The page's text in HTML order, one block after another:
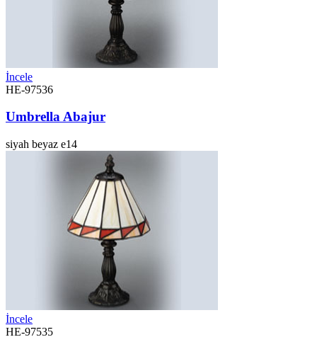
İncele
HE-97536
Umbrella Abajur
siyah beyaz e14
İncele
HE-97535